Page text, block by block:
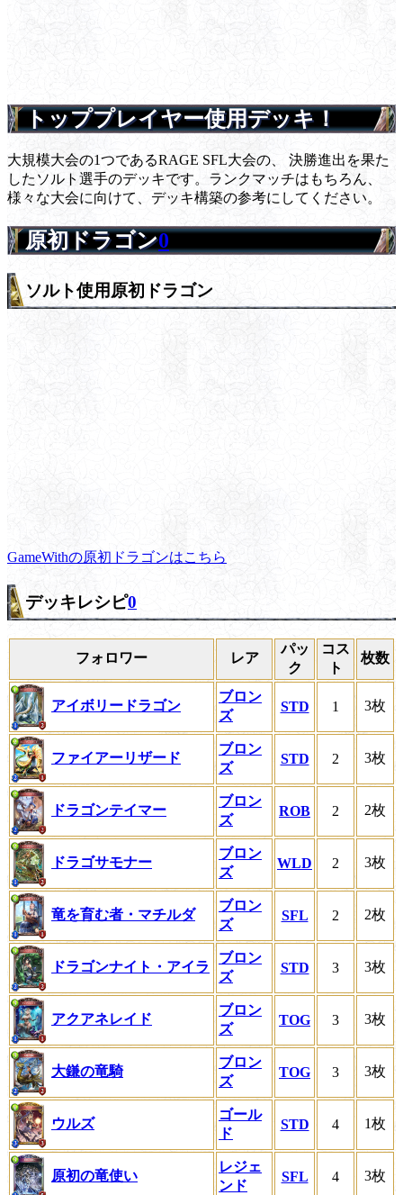
トッププレイヤー使用デッキ！
大規模大会の1つであるRAGE SFL大会の、 決勝進出を果た
したソルト選手のデッキです。ランクマッチはもちろん、
様々な大会に向けて、デッキ構築の参考にしてください。
原初ドラゴン0
ソルト使用原初ドラゴン
GameWithの原初ドラゴンはこちら
デッキレシピ0
フォロワー レア
パッ
ク
コス
ト
枚数
アイボリードラゴン
ブロン
ズ
STD 1 3枚
ファイアーリザード
ブロン
ズ
STD 2 3枚
ドラゴンテイマー
ブロン
ズ
ROB 2 2枚
ドラゴサモナー
ブロン
ズ
WLD 2 3枚
竜を育む者・マチルダ
ブロン
ズ
SFL 2 2枚
ドラゴンナイト・アイラ
ブロン
ズ
STD 3 3枚
アクアネレイド
ブロン
ズ
TOG 3 3枚
大鎌の竜騎
ブロン
ズ
TOG 3 3枚
ウルズ
ゴール
ド
STD 4 1枚
原初の竜使い
レジェ
ンド
SFL 4 3枚